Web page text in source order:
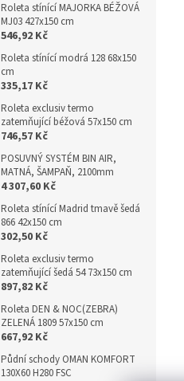
Roleta stínící MAJORKA BÉŽOVÁ
MJ03 427x150 cm
546,92 Kč
Roleta stínící modrá 128 68x150
cm
335,17 Kč
Roleta exclusiv termo
zatemňující béžová 57x150 cm
746,57 Kč
POSUVNÝ SYSTÉM BIN AIR,
MATNÁ, ŠAMPAŇ, 2100mm
4 307,60 Kč
Roleta stínící Madrid tmavě šedá
866 42x150 cm
302,50 Kč
Roleta exclusiv termo
zatemňující šedá 54 73x150 cm
897,82 Kč
Roleta DEN & NOC(ZEBRA)
ZELENÁ 1809 57x150 cm
667,92 Kč
Půdní schody OMAN KOMFORT
130X60 H280 FSC